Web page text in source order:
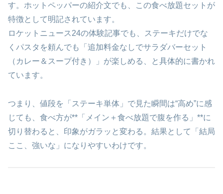
す。ホットペッパーの紹介文でも、この食べ放題セットが
特徴として明記されています。
ロケットニュース24の体験記事でも、ステーキだけでな
くパスタを頼んでも「追加料金なしでサラダバーセット
（カレー＆スープ付き）」が楽しめる、と具体的に書かれ
ています。
つまり、値段を「ステーキ単体」で見た瞬間は“高め”に感
じても、食べ方が**「メイン＋食べ放題で腹を作る」**に
切り替わると、印象がガラッと変わる。結果として「結局
ここ、強いな」になりやすいわけです。